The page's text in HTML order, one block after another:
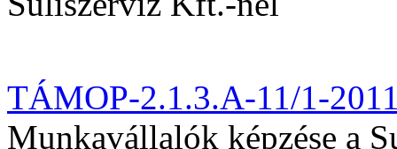
TÁMOP-2.1.3.A-11/1-
Munkavállalók képzése a